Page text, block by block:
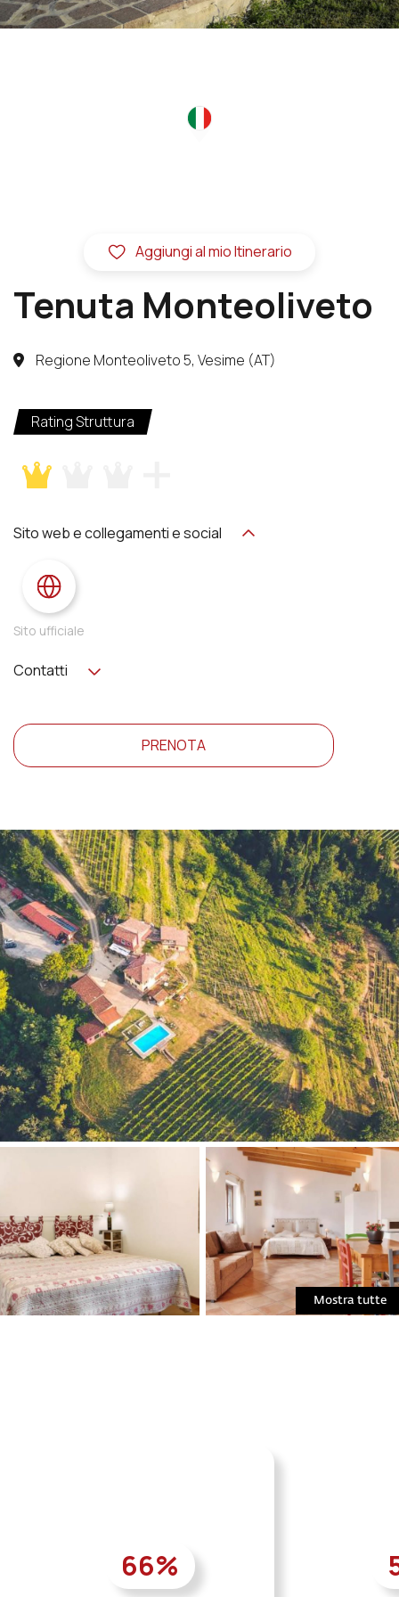
Tenuta Monteoliveto
Aggiungi al mio Itinerario
Regione Monteoliveto 5, Vesime (AT)
Rating Struttura
Sito web e collegamenti e social
Sito ufficiale
Contatti
PRENOTA
Mostra tutte
66%